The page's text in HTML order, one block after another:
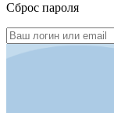
Сброс пароля